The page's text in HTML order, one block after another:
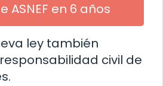
ASNEF en 6 años
ley también
civil de